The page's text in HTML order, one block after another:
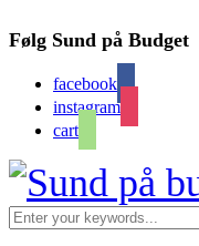
Følg Sund på Budget
facebook
instagram
cart